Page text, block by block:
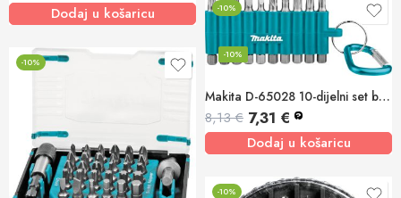
Dodaj u košaricu -10%
Makita D-65028 10-dijelni set bit nastavaka (PH,PZ,SL,T)
-10%
8,13€ 7,31 € ?
Dodaj u košaricu
-10%
-10%